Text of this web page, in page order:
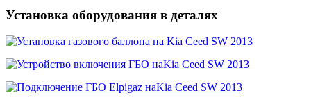
Установка оборудования в деталях